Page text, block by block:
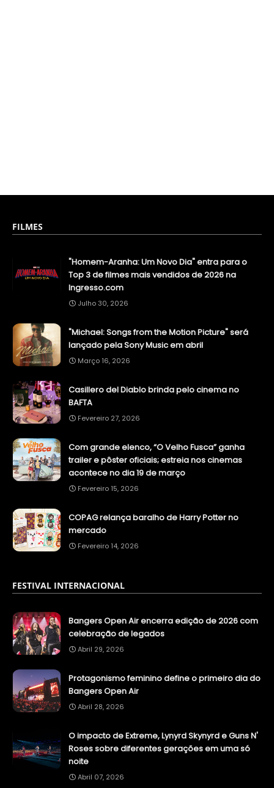
FILMES
"Homem-Aranha: Um Novo Dia" entra para o
Top 3 de filmes mais vendidos de 2026 na
Ingresso.com
Julho 30, 2026
"Michael: Songs from the Motion Picture" será
lançado pela Sony Music em abril
Março 16, 2026
Casillero del Diablo brinda pelo cinema no
BAFTA
Fevereiro 27, 2026
Com grande elenco, “O Velho Fusca” ganha
trailer e pôster oficiais; estreia nos cinemas
acontece no dia 19 de março
Fevereiro 15, 2026
COPAG relança baralho de Harry Potter no
mercado
Fevereiro 14, 2026
FESTIVAL INTERNACIONAL
Bangers Open Air encerra edição de 2026 com
celebração de legados
Abril 29, 2026
Protagonismo feminino define o primeiro dia do
Bangers Open Air
Abril 28, 2026
O impacto de Extreme, Lynyrd Skynyrd e Guns N'
Roses sobre diferentes gerações em uma só
noite
Abril 07, 2026